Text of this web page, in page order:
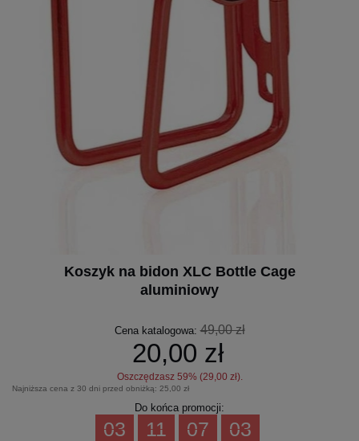
Koszyk na bidon XLC Bottle Cage
aluminiowy
Cena katalogowa:49,00 zł
20,00 zł
Oszczędzasz 59% (29,00 zł).
Najniższa cena z 30 dni przed obniżką: 25,00 zł
Do końca promocji:
03 11 07 03